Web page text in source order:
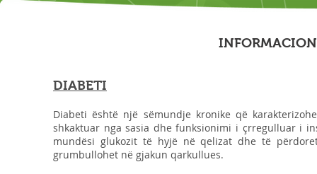
DIABETI
Diabeti është një sëmundje kronike që
shkaktuar nga sasia dhe funksionimi i çrregulluar i
mundësi glukozit të hyjë në qelizat dhe të
grumbullohet në gjakun qarkullues.